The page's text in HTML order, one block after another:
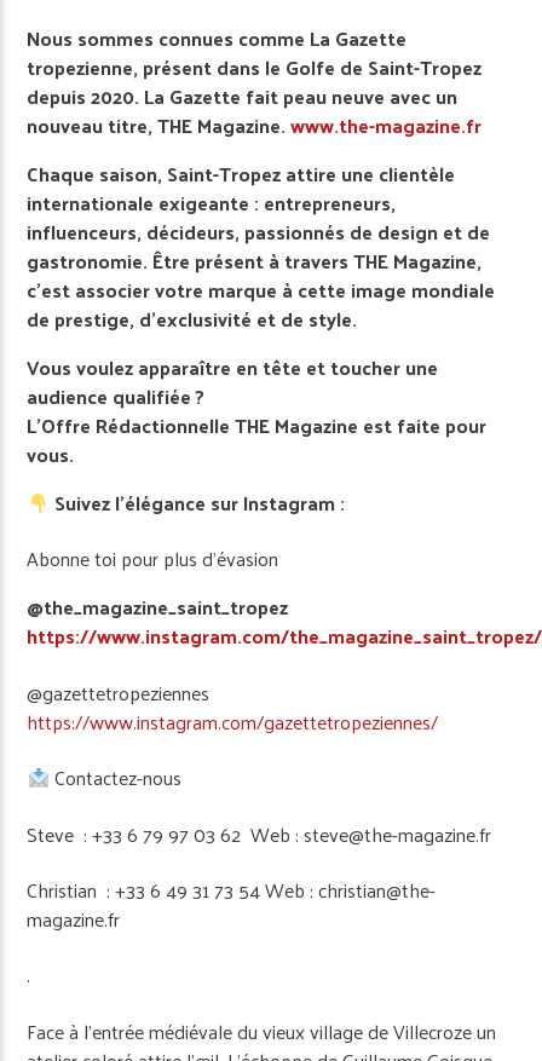
Nous sommes connues comme La Gazette
tropezienne, présent dans le Golfe de Saint-Tropez
depuis 2020. La Gazette fait peau neuve avec un
nouveau titre, THE Magazine.www.the-magazine.fr
Chaque saison, Saint-Tropez attire une clientèle
internationale exigeante : entrepreneurs,
influenceurs, décideurs, passionnés de design et de
gastronomie. Être présent à travers THE Magazine,
c’est associer votre marque à cette image mondiale
de prestige, d’exclusivité et de style.
Vous voulez apparaître en tête et toucher une
audience qualifiée ?
L’Offre Rédactionnelle THE Magazine est faite pour
vous.
Suivez l’élégance sur Instagram :
Abonne toi pour plus d’évasion
@the_magazine_saint_tropez
https://www.instagram.com/the_magazine_saint_tropez/
@gazettetropeziennes
https://www.instagram.com/gazettetropeziennes/
Contactez-nous
Steve : +33 6 79 97 03 62 Web : steve@the-magazine.fr
Christian : +33 6 49 31 73 54 Web : christian@the-
magazine.fr
.
Face à l’entrée médiévale du vieux village de Villecroze un